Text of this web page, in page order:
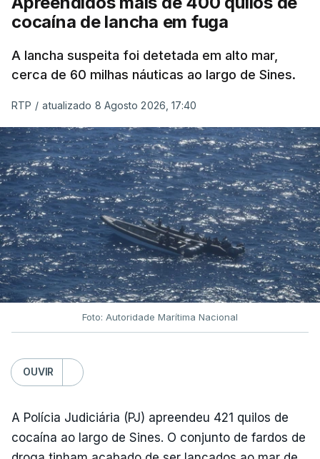
cocaína de lancha em fuga
A lancha suspeita foi detetada em alto mar,
cerca de 60 milhas náuticas ao largo de Sines.
RTP / atualizado 8 Agosto 2026, 17:40
Foto: Autoridade Marítima Nacional
OUVIR
A Polícia Judiciária (PJ) apreendeu 421 quilos de
cocaína ao largo de Sines. O conjunto de fardos de